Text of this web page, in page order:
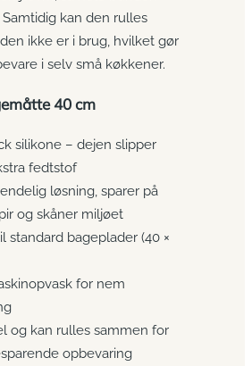
kan den rulles
ikke er i brug, hvilket gør
i selv små køkkener.
40 cm
silikone – dejen slipper
fedtstof
løsning, sparer på
og skåner miljøet
standard bageplader (40 ×
for nem
og kan rulles sammen for
opbevaring